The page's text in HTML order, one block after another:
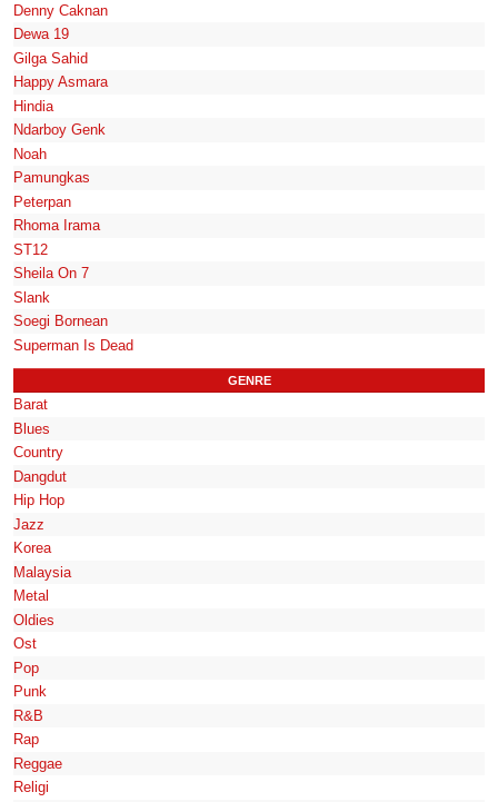
Denny Caknan
Dewa 19
Gilga Sahid
Happy Asmara
Hindia
Ndarboy Genk
Noah
Pamungkas
Peterpan
Rhoma Irama
ST12
Sheila On 7
Slank
Soegi Bornean
Superman Is Dead
GENRE
Barat
Blues
Country
Dangdut
Hip Hop
Jazz
Korea
Malaysia
Metal
Oldies
Ost
Pop
Punk
R&B
Rap
Reggae
Religi